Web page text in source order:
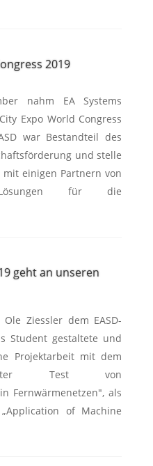
2019
nahm EA Systems
Expo World Congress
war Bestandteil des
und stelle
einigen Partnern von
für die
geht an unseren
Ziessler dem EASD-
Student gestaltete und
Projektarbeit mit dem
Test von
Fernwärmenetzen", als
of Machine